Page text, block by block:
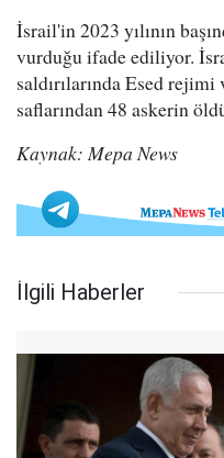
İsrail'in 2023 yılının
vurduğu ifade ediliyor.
saldırılarında Esed rejimi
saflarından 48 askerin
Kaynak: Mepa News
İlgili Haberler